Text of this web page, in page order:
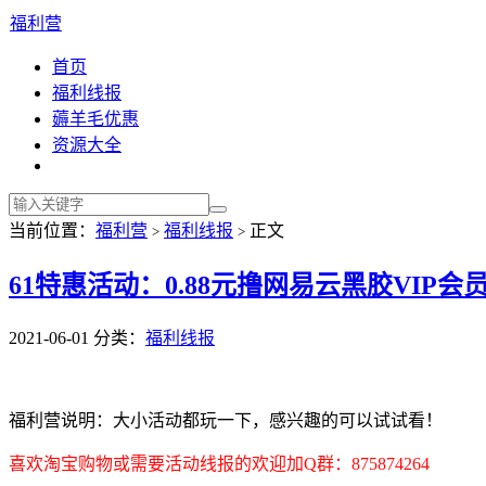
福利营
首页
福利线报
薅羊毛优惠
资源大全
当前位置： 福利营 > 福利线报 > 正文
61特惠活动：0.88元撸网易云黑胶VIP会
2021-06-01 分类： 福利线报
福利营说明：大小活动都玩一下，感兴趣的可以试试看！
喜欢淘宝购物或需要活动线报的欢迎加Q群：875874264